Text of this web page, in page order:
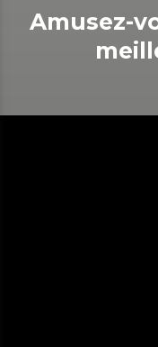
Amusez-